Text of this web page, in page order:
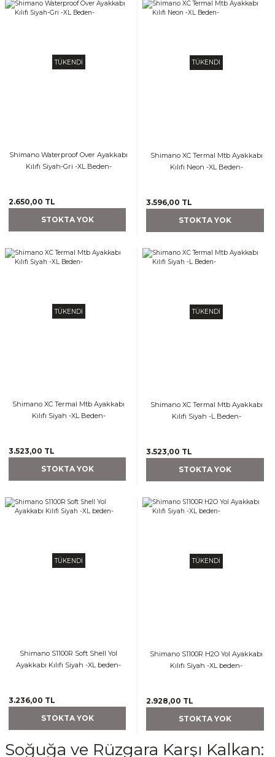
TÜKENDİ
Shimano Waterproof Over Ayakkabı
Kılıfı Siyah-Gri -XL Beden-
2.650,00 TL
STOKTA YOK
TÜKENDİ
Shimano XC Termal Mtb Ayakkabı
Kılıfı Neon -XL Beden-
3.596,00 TL
STOKTA YOK
TÜKENDİ
Shimano XC Termal Mtb Ayakkabı
Kılıfı Siyah -XL Beden-
3.523,00 TL
STOKTA YOK
TÜKENDİ
Shimano XC Termal Mtb Ayakkabı
Kılıfı Siyah -L Beden-
3.523,00 TL
STOKTA YOK
TÜKENDİ
Shimano S1100R Soft Shell Yol
Ayakkabı Kılıfı Siyah -XL beden-
3.236,00 TL
STOKTA YOK
TÜKENDİ
Shimano S1100R H2O Yol Ayakkabı
Kılıfı Siyah -XL beden-
2.928,00 TL
STOKTA YOK
Soğuğa ve Rüzgara Karşı Kalkan: